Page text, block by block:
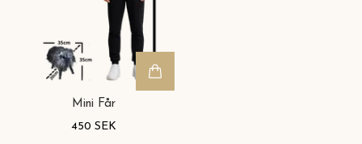
Mini Får
450 SEK